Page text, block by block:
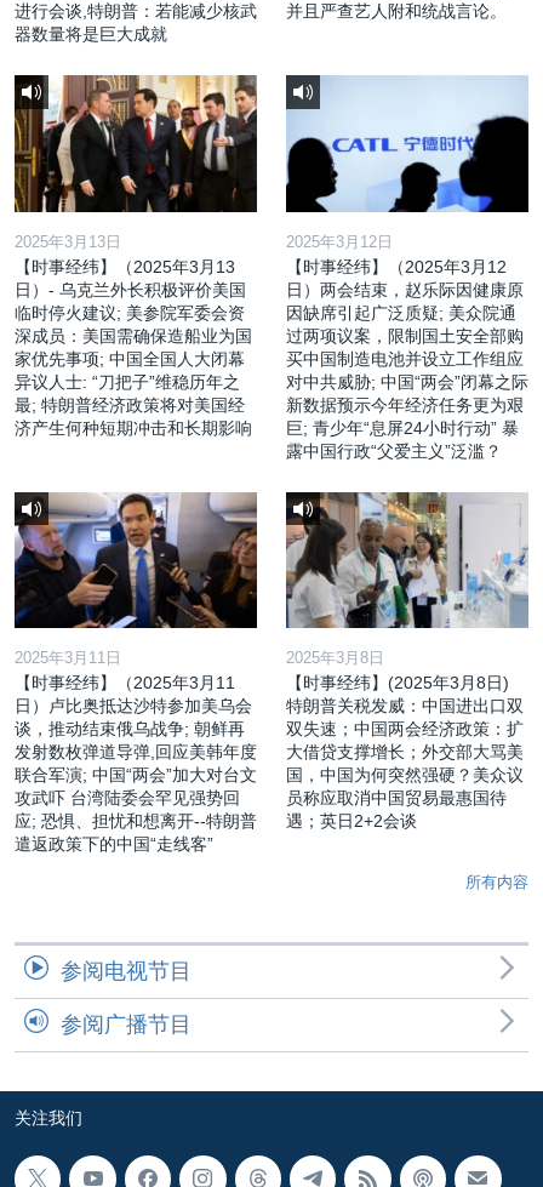
进行会谈,特朗普：若能减少核武
器数量将是巨大成就
并且严查艺人附和统战言论。
2025年3月13日
【时事经纬】（2025年3月13
日）- 乌克兰外长积极评价美国
临时停火建议; 美参院军委会资
深成员：美国需确保造船业为国
家优先事项; 中国全国人大闭幕
异议人士: “刀把子”维稳历年之
最; 特朗普经济政策将对美国经
济产生何种短期冲击和长期影响
2025年3月12日
【时事经纬】（2025年3月12
日）两会结束，赵乐际因健康原
因缺席引起广泛质疑; 美众院通
过两项议案，限制国土安全部购
买中国制造电池并设立工作组应
对中共威胁; 中国“两会”闭幕之际
新数据预示今年经济任务更为艰
巨; 青少年“息屏24小时行动” 暴
露中国行政“父爱主义”泛滥？
2025年3月11日
【时事经纬】（2025年3月11
日）卢比奥抵达沙特参加美乌会
谈，推动结束俄乌战争; 朝鲜再
发射数枚弹道导弹,回应美韩年度
联合军演; 中国“两会”加大对台文
攻武吓 台湾陆委会罕见强势回
应; 恐惧、担忧和想离开--特朗普
遣返政策下的中国“走线客”
2025年3月8日
【时事经纬】(2025年3月8日)
特朗普关税发威：中国进出口双
双失速；中国两会经济政策：扩
大借贷支撑增长；外交部大骂美
国，中国为何突然强硬？美众议
员称应取消中国贸易最惠国待
遇；英日2+2会谈
所有内容
参阅电视节目
参阅广播节目
关注我们